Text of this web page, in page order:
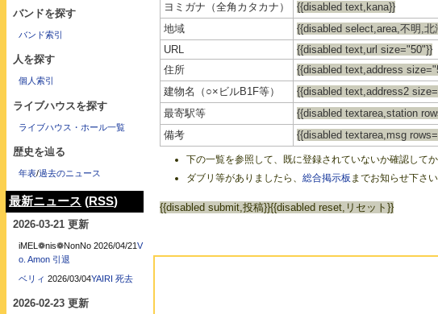
ヨミガナ（全角カタカナ）
{{disabled text,kana}}
地域
{{disabled select,area,不明,
URL
{{disabled text,url size="50"}}
住所
{{disabled text,address
建物名（○×ビルB1F等）
{{disabled text,address2
最寄駅等
{{disabled textarea,station
備考
{{disabled textarea,msg
下の一覧を参照して、既に登録されていないか確認してか
ダブリ等がありましたら、 総合掲示板 までお知らせ下さい
{{disabled submit,投稿}}{{disabled reset,リセット}}
バンドを探す
バンド索引
人を探す
個人索引
ライブハウスを探す
ライブハウス・ホール一覧
歴史を辿る
年表/過去のニュース
最新ニュース (RSS)
2026-03-21 更新
iMEL❁nis❁NonNo 2026/04/21 V
o. Amon 引退
ベリィ 2026/03/04YAIRI 死去
2026-02-23 更新